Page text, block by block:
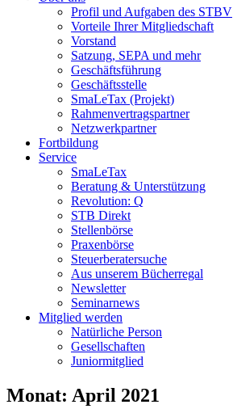
Profil und Aufgaben des STBV
Vorteile Ihrer Mitgliedschaft
Vorstand
Satzung, SEPA und mehr
Geschäftsführung
Geschäftsstelle
SmaLeTax (Projekt)
Rahmenvertragspartner
Netzwerkpartner
Fortbildung
Service
SmaLeTax
Beratung & Unterstützung
Revolution: Q
STB Direkt
Stellenbörse
Praxenbörse
Steuerberatersuche
Aus unserem Bücherregal
Newsletter
Seminarnews
Mitglied werden
Natürliche Person
Gesellschaften
Juniormitglied
Monat: April 2021